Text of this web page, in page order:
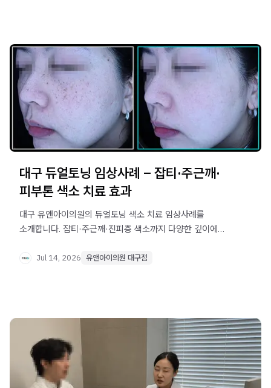
대구 듀얼토닝 임상사례 – 잡티·주근깨·
피부톤 색소 치료 효과
대구 유앤아이의원의 듀얼토닝 색소 치료 임상사례를
소개합니다. 잡티·주근깨·진피층 색소까지 다양한 깊이에
중요성을 확인하세요.
Jul 14, 2026 유앤아이의원 대구점